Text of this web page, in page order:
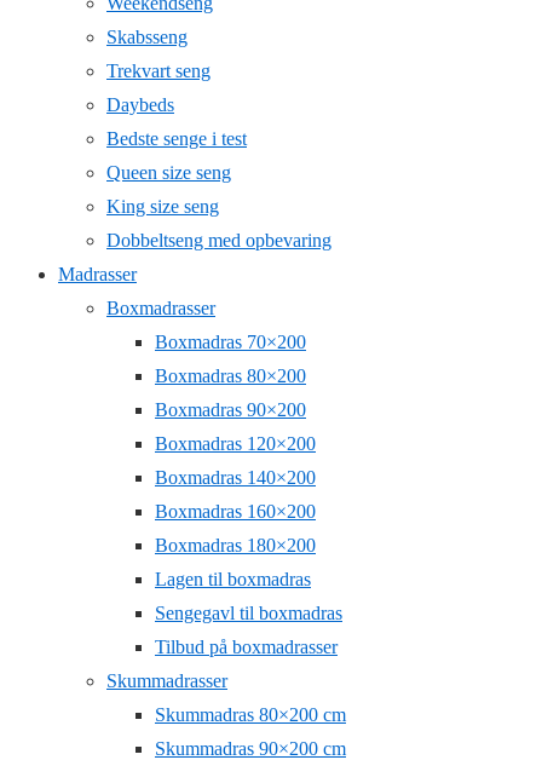
Skabsseng
Trekvart seng
Daybeds
Bedste senge i test
Queen size seng
King size seng
Dobbeltseng med opbevaring
Madrasser
Boxmadrasser
Boxmadras 70×200
Boxmadras 80×200
Boxmadras 90×200
Boxmadras 120×200
Boxmadras 140×200
Boxmadras 160×200
Boxmadras 180×200
Lagen til boxmadras
Sengegavl til boxmadras
Tilbud på boxmadrasser
Skummadrasser
Skummadras 80×200 cm
Skummadras 90×200 cm